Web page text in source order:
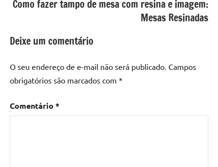
epoxi
mesa
madeira,
Mesa
madeira
com
Como fazer tampo de mesa com resina e imagem:
Mesas Resinadas
Deixe um comentário
O seu endereço de e-mail não será publicado. Campos
obrigatórios são marcados com *
Comentário *